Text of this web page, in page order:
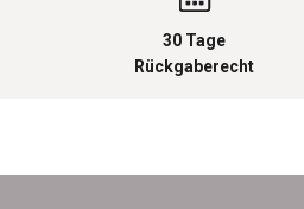
30 Tage
Rückgaberecht